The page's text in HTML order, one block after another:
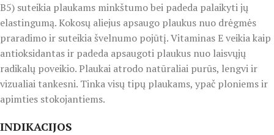
B5) suteikia plaukams minkštumo bei padeda palaikyti jų
elastingumą. Kokosų aliejus apsaugo plaukus nuo drėgmės
praradimo ir suteikia švelnumo pojūtį. Vitaminas E veikia kaip
antioksidantas ir padeda apsaugoti plaukus nuo laisvųjų
radikalų poveikio. Plaukai atrodo natūraliai purūs, lengvi ir
vizualiai tankesni. Tinka visų tipų plaukams, ypač ploniems ir
apimties stokojantiems.
INDIKACIJOS